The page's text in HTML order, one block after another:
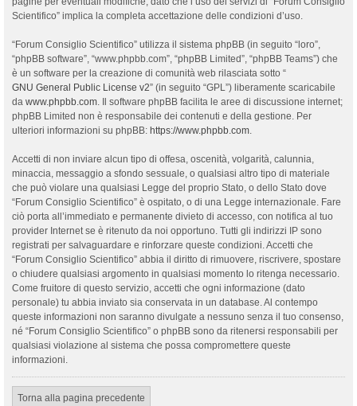
Scientifico” implica la completa accettazione delle condizioni d’uso.
“Forum Consiglio Scientifico” utilizza il sistema phpBB (in seguito “loro”,
“phpBB software”, “www.phpbb.com”, “phpBB Limited”, “phpBB Teams”) che
è un software per la creazione di comunità web rilasciata sotto “
GNU General Public License v2” (in seguito “GPL”) liberamente scaricabile
da www.phpbb.com. Il software phpBB facilita le aree di discussione internet;
phpBB Limited non è responsabile dei contenuti e della gestione. Per
ulteriori informazioni su phpBB: https://www.phpbb.com.
Accetti di non inviare alcun tipo di offesa, oscenità, volgarità, calunnia,
minaccia, messaggio a sfondo sessuale, o qualsiasi altro tipo di materiale
che può violare una qualsiasi Legge del proprio Stato, o dello Stato dove
“Forum Consiglio Scientifico” è ospitato, o di una Legge internazionale. Fare
ciò porta all’immediato e permanente divieto di accesso, con notifica al tuo
provider Internet se è ritenuto da noi opportuno. Tutti gli indirizzi IP sono
registrati per salvaguardare e rinforzare queste condizioni. Accetti che
“Forum Consiglio Scientifico” abbia il diritto di rimuovere, riscrivere, spostare
o chiudere qualsiasi argomento in qualsiasi momento lo ritenga necessario.
Come fruitore di questo servizio, accetti che ogni informazione (dato
personale) tu abbia inviato sia conservata in un database. Al contempo
queste informazioni non saranno divulgate a nessuno senza il tuo consenso,
né “Forum Consiglio Scientifico” o phpBB sono da ritenersi responsabili per
qualsiasi violazione al sistema che possa compromettere queste
informazioni.
Torna alla pagina precedente